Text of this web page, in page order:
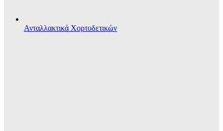
Ανταλλακτικά Χορτοδετικών